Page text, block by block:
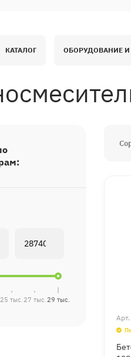
КАТАЛОГ ОБОРУДОВАНИЕ И
25 тыс. 27 тыс.29 тыс.
Арт.